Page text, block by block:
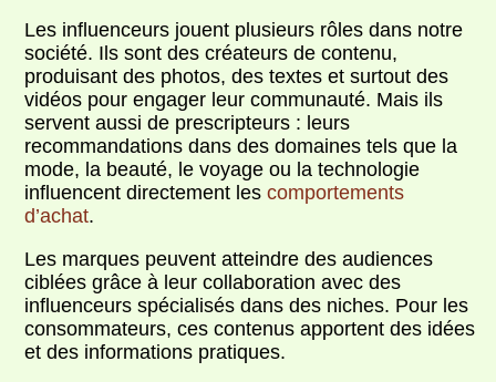
Les influenceurs jouent plusieurs rôles dans notre
société. Ils sont des créateurs de contenu,
produisant des photos, des textes et surtout des
vidéos pour engager leur communauté. Mais ils
servent aussi de prescripteurs : leurs
recommandations dans des domaines tels que la
mode, la beauté, le voyage ou la technologie
influencent directement lescomportements
d’achat.
Les marques peuvent atteindre des audiences
ciblées grâce à leur collaboration avec des
influenceurs spécialisés dans des niches. Pour les
consommateurs, ces contenus apportent des idées
et des informations pratiques.